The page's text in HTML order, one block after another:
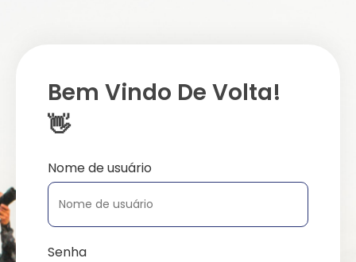
Bem Vindo De Volta!
👋
Nome de usuário
Senha